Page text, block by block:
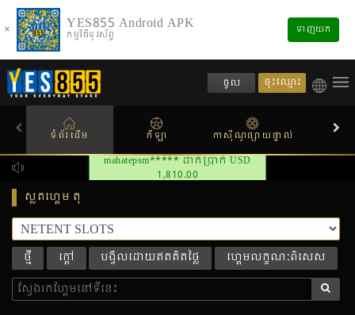
× YES855 Android APK
កម្មវិធីទូរស័ព្ទ ទាញយក
ចូល ចុះឈ្មោះ
ទំព័រដើម កីឡា កាស៊ីណូផ្សាយផ្ទាល់ ស្លត
ស្លតហ្គេម តុ
ថ្មី ក្តៅ បង្វិលដោយឥតគិតថ្លៃ ហ្គេមលក្ខណៈពិសេស